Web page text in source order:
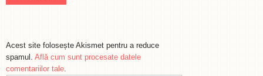
Acest site folosește Akismet pentru a reduce
spamul. Află cum sunt procesate datele
comentariilor tale.